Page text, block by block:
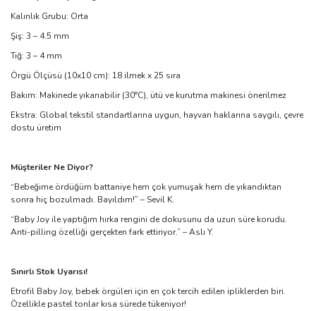
Kalınlık Grubu: Orta
Şiş: 3 – 4.5 mm
Tığ: 3 – 4 mm
Örgü Ölçüsü (10x10 cm): 18 ilmek x 25 sıra
Bakım: Makinede yıkanabilir (30°C), ütü ve kurutma makinesi önerilmez
Ekstra: Global tekstil standartlarına uygun, hayvan haklarına saygılı, çevre
dostu üretim
Müşteriler Ne Diyor?
“Bebeğime ördüğüm battaniye hem çok yumuşak hem de yıkandıktan
sonra hiç bozulmadı. Bayıldım!” – Sevil K.
“Baby Joy ile yaptığım hırka rengini de dokusunu da uzun süre korudu.
Anti-pilling özelliği gerçekten fark ettiriyor.” – Aslı Y.
Sınırlı Stok Uyarısı!
Etrofil Baby Joy, bebek örgüleri için en çok tercih edilen ipliklerden biri.
Özellikle pastel tonlar kısa sürede tükeniyor!